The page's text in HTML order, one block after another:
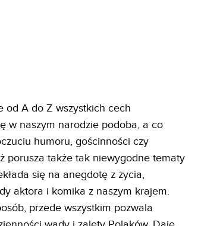
od A do Z wszystkich cech
w naszym narodzie podoba, a co
humoru, gościnności czy
porusza także tak niewygodne tematy
się na anegdotę z życia,
aktora i komika z naszym krajem.
przede wszystkim pozwala